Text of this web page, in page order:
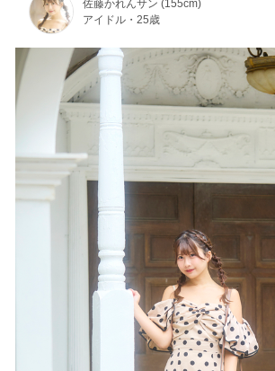
佐藤かれんサン (155cm)
アイドル・25歳